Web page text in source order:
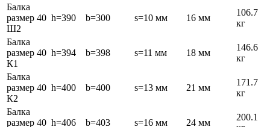
Балка
размер 40
Ш2
h=390 b=300 s=10 мм 16 мм
106.7
кг
Балка
размер 40
К1
h=394 b=398 s=11 мм 18 мм
146.6
кг
Балка
размер 40
К2
h=400 b=400 s=13 мм 21 мм
171.7
кг
Балка
размер 40 h=406 b=403 s=16 мм 24 мм
200.1